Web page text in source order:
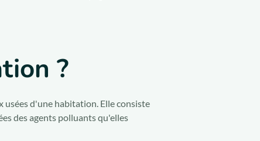
?
d'une habitation. Elle consiste
des agents polluants qu'elles